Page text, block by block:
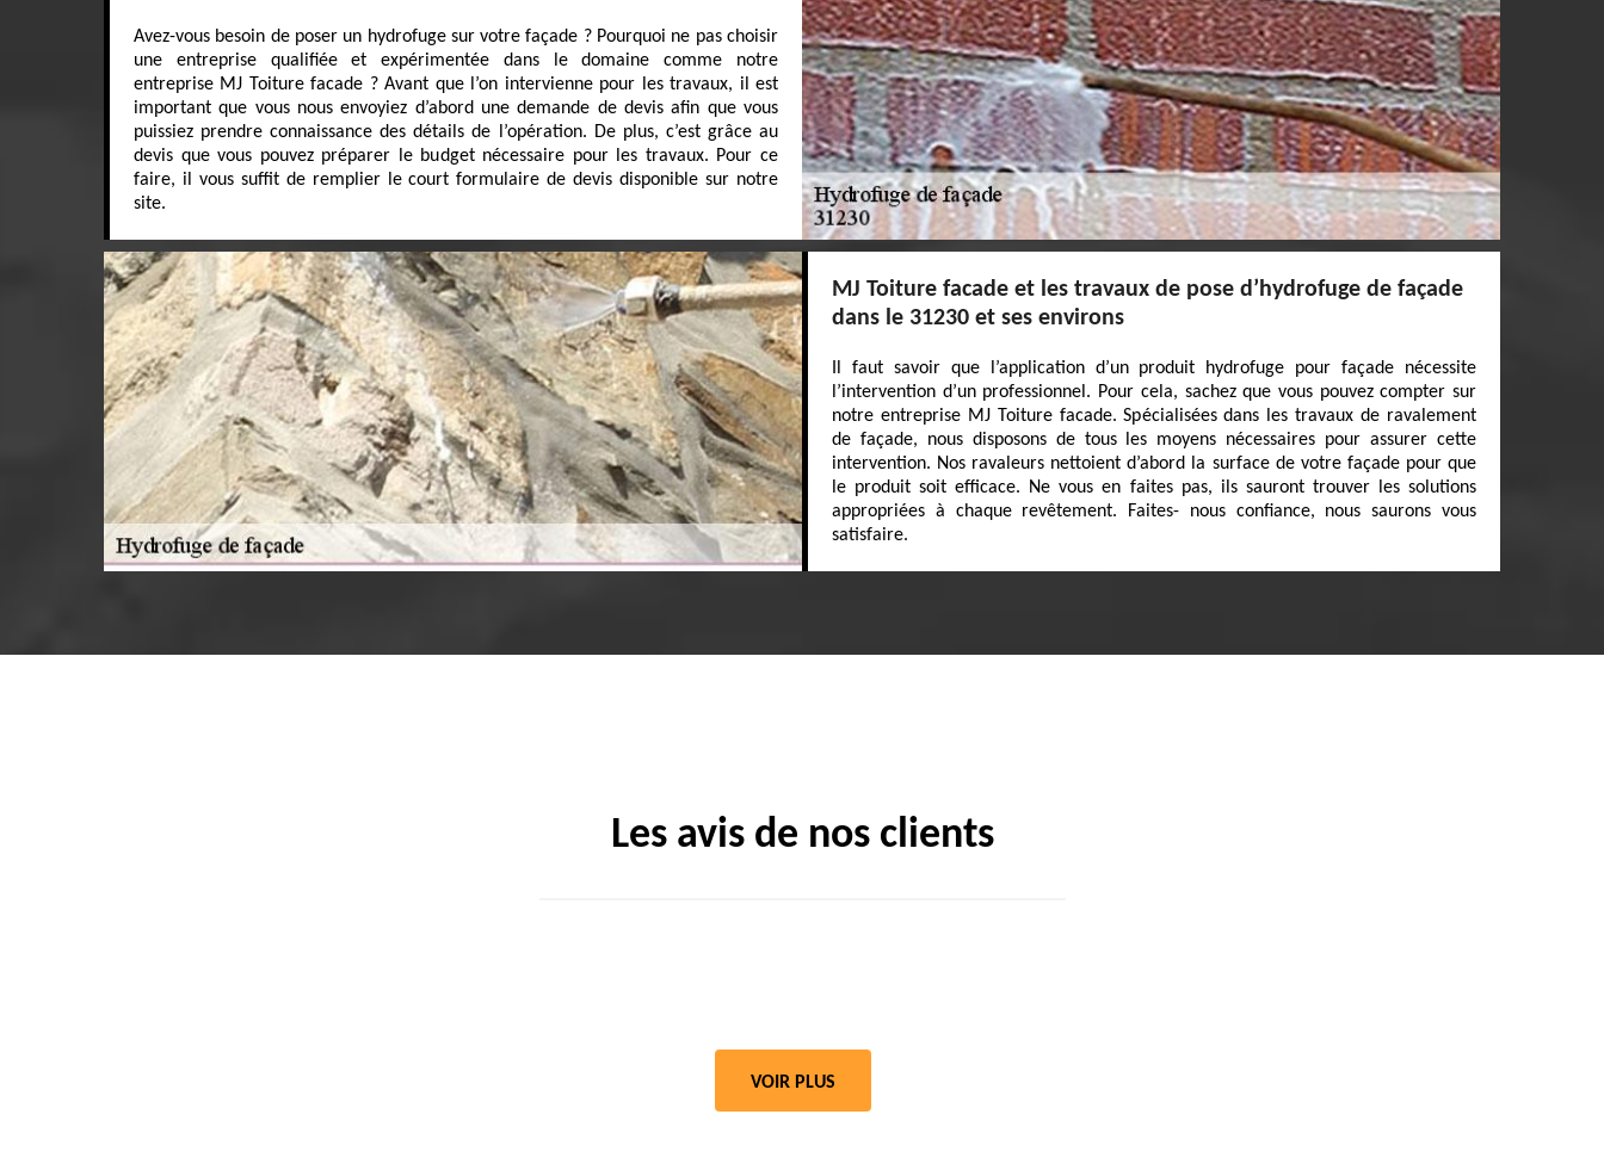
Avez-vous besoin de poser un hydrofuge sur votre façade ? Pourquoi ne pas choisir
une entreprise qualifiée et expérimentée dans le domaine comme notre
entreprise MJ Toiture facade ? Avant que l’on intervienne pour les travaux, il est
important que vous nous envoyiez d’abord une demande de devis afin que vous
puissiez prendre connaissance des détails de l’opération. De plus, c’est grâce au
devis que vous pouvez préparer le budget nécessaire pour les travaux. Pour ce
faire, il vous suffit de remplier le court formulaire de devis disponible sur notre
site.
MJ Toiture facade et les travaux de pose d’hydrofuge de façade
dans le 31230 et ses environs
Il faut savoir que l’application d’un produit hydrofuge pour façade nécessite
l’intervention d’un professionnel. Pour cela, sachez que vous pouvez compter sur
notre entreprise MJ Toiture facade. Spécialisées dans les travaux de ravalement
de façade, nous disposons de tous les moyens nécessaires pour assurer cette
intervention. Nos ravaleurs nettoient d’abord la surface de votre façade pour que
le produit soit efficace. Ne vous en faites pas, ils sauront trouver les solutions
appropriées à chaque revêtement. Faites- nous confiance, nous saurons vous
satisfaire.
Les avis de nos clients
VOIR PLUS